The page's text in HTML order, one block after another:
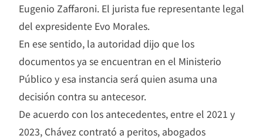
Eugenio Zaffaroni. El jurista fue representante legal
del expresidente Evo Morales.
En ese sentido, la autoridad dijo que los
documentos ya se encuentran en el Ministerio
Público y esa instancia será quien asuma una
decisión contra su antecesor.
De acuerdo con los antecedentes, entre el 2021 y
2023, Chávez contrató a peritos, abogados